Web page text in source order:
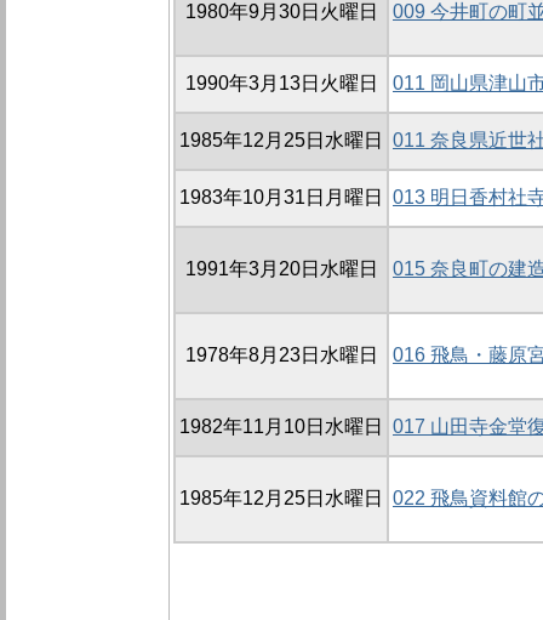
1980年9月30日火曜日 009 今井町の町
1990年3月13日火曜日 011 岡山県津山
1985年12月25日水曜日 011 奈良県近世
1983年10月31日月曜日 013 明日香村社
1991年3月20日水曜日 015 奈良町の建
1978年8月23日水曜日 016 飛鳥・藤原
1982年11月10日水曜日 017 山田寺金堂
1985年12月25日水曜日 022 飛鳥資料館